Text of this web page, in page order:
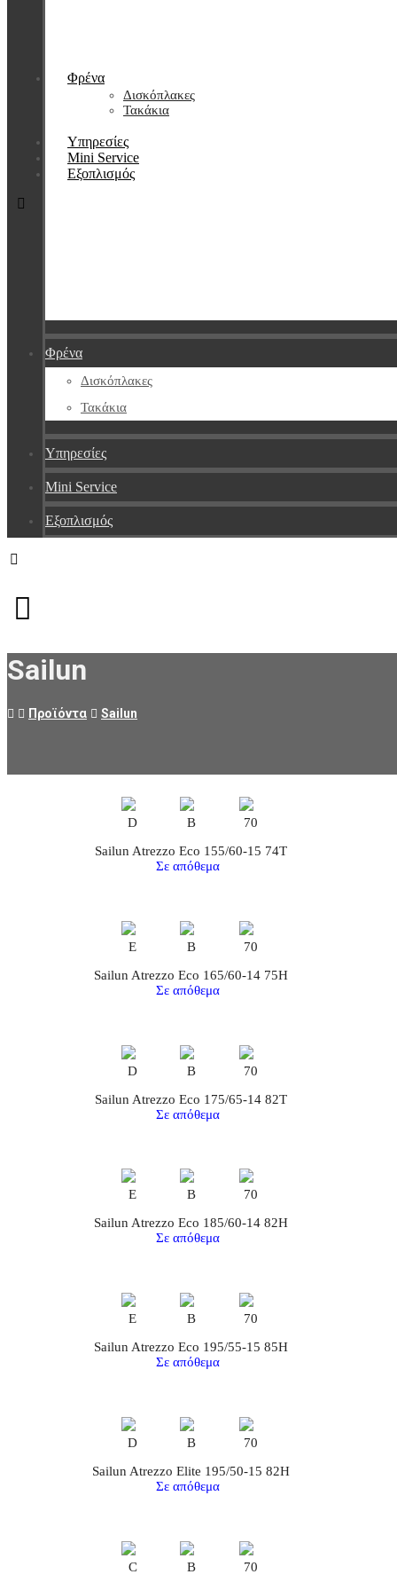
Φρένα
Δισκόπλακες
Τακάκια
Υπηρεσίες
Mini Service
Εξοπλισμός
Φρένα
Δισκόπλακες
Τακάκια
Υπηρεσίες
Mini Service
Εξοπλισμός
Sailun
Προϊόντα Sailun
D B
70
Sailun Atrezzo Eco 155/60-15 74T
Σε απόθεμα
E B
70
Sailun Atrezzo Eco 165/60-14 75H
Σε απόθεμα
D B
70
Sailun Atrezzo Eco 175/65-14 82T
Σε απόθεμα
E B
70
Sailun Atrezzo Eco 185/60-14 82H
Σε απόθεμα
E B
70
Sailun Atrezzo Eco 195/55-15 85H
Σε απόθεμα
D B
70
Sailun Atrezzo Elite 195/50-15 82H
Σε απόθεμα
C B
70